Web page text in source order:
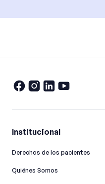
Institucional
Derechos de los pacientes
Quiénes Somos